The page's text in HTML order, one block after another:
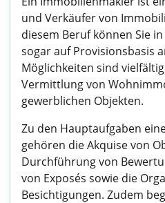
und Verkäufer von
diesem Beruf können Sie
sogar auf Provisionsbasis
Möglichkeiten sind
Vermittlung von
gewerblichen Objekten.
Zu den Hauptaufgaben
gehören die Akquise von
Durchführung von
von Exposés sowie die
Besichtigungen. Zudem